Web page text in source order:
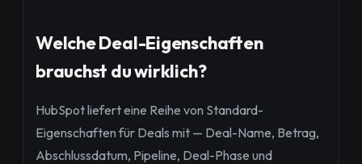
Welche Deal-Eigenschaften
brauchst du wirklich?
HubSpot liefert eine Reihe von Standard-
Eigenschaften für Deals mit — Deal-Name, Betrag,
Abschlussdatum, Pipeline, Deal-Phase und